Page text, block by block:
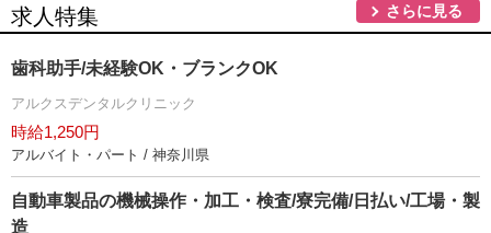
求人特集 さらに見る
歯科助手/未経験OK・ブランクOK
アルクスデンタルクリニック
時給1,250円
アルバイト・パート / 神奈川県
自動車製品の機械操作・加工・検査/寮完備/日払い/工場・製
造